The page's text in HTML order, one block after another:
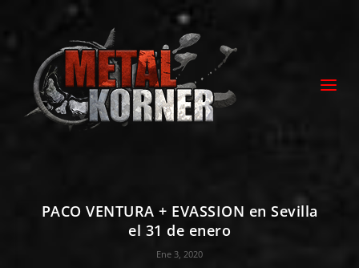
PACO VENTURA + EVASSION en Sevilla
el 31 de enero
Ene 3, 2020